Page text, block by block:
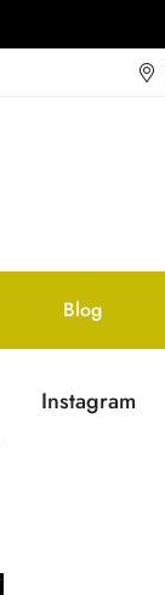
Blog
Instagram